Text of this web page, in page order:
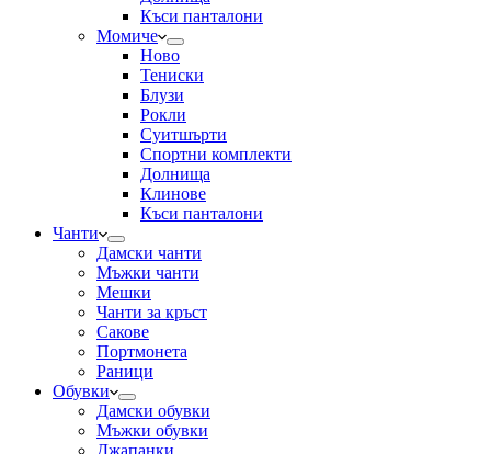
Къси панталони
Момиче
Ново
Тениски
Блузи
Рокли
Суитшърти
Спортни комплекти
Долнища
Клинове
Къси панталони
Чанти
Дамски чанти
Мъжки чанти
Мешки
Чанти за кръст
Сакове
Портмонета
Раници
Обувки
Дамски обувки
Мъжки обувки
Джапанки